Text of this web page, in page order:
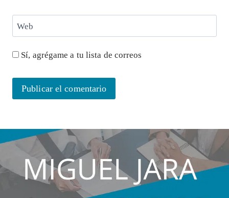
Web
Sí, agrégame a tu lista de correos